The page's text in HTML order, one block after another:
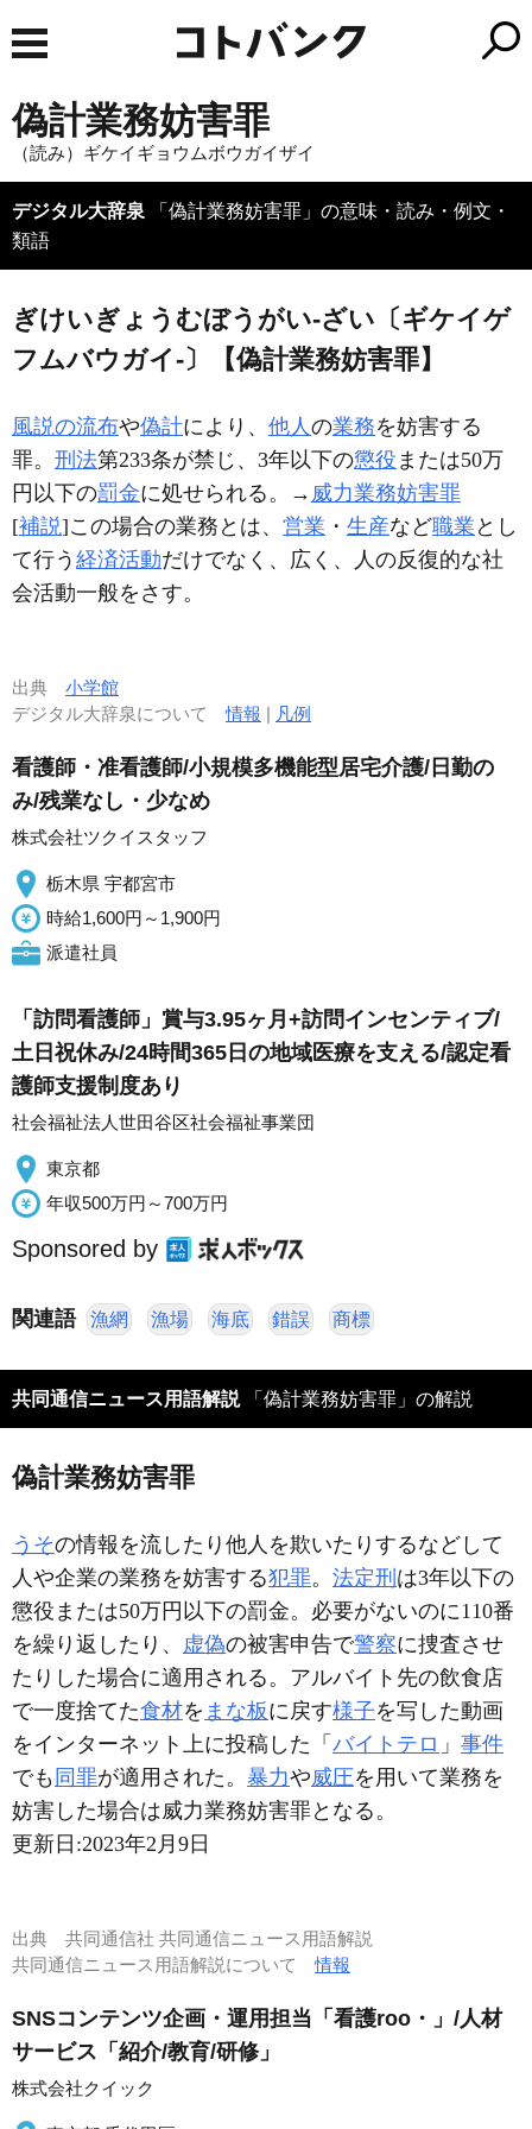
偽計業務妨害罪
（読み）ギケイギョウムボウガイザイ
デジタル大辞泉 「偽計業務妨害罪」の意味・読み・例文・
類語
ぎけいぎょうむぼうがい‐ざい〔ギケイゲ
フムバウガイ‐〕【偽計業務妨害罪】
風説の流布や偽計により、 他人の業務を妨害する
罪。 刑法第233条が禁じ、3年以下の懲役 または50万
円以下の罰金に処せられる。→ 威力業務妨害罪
[補説]この場合の業務とは、 営業 ・ 生産など職業 とし
て行う 経済活動だけでなく、広く、人の反復的な社
会活動一般をさす。
出典 小学館
デジタル大辞泉について情報 | 凡例
看護師・准看護師/小規模多機能型居宅介護/日勤の
み/残業なし・少なめ
株式会社ツクイスタッフ
栃木県 宇都宮市
時給1,600円～1,900円
派遣社員
「訪問看護師」賞与3.95ヶ月+訪問インセンティブ/
土日祝休み/24時間365日の地域医療を支える/認定看
護師支援制度あり
社会福祉法人世田谷区社会福祉事業団
東京都
年収500万円～700万円
Sponsored by
関連語 漁網 漁場 海底 錯誤 商標
共同通信ニュース用語解説「偽計業務妨害罪」の解説
偽計業務妨害罪
うその情報を流したり他人を欺いたりするなどして
人や企業の業務を妨害する犯罪。 法定刑 は3年以下の
懲役または50万円以下の罰金。必要がないのに110番
を繰り返したり、 虚偽の被害申告で警察に捜査させ
たりした場合に適用される。アルバイト先の飲食店
で一度捨てた食材を まな板に戻す様子を写した動画
をインターネット上に投稿した「 バイトテロ 」 事件
でも 同罪が適用された。 暴力や威圧を用いて業務を
妨害した場合は威力業務妨害罪となる。
更新日:2023年2月9日
出典 共同通信社 共同通信ニュース用語解説
共同通信ニュース用語解説について情報
SNSコンテンツ企画・運用担当「看護roo・」/人材
サービス「紹介/教育/研修」
株式会社クイック